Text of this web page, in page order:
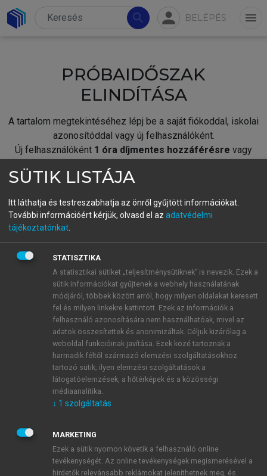
search person BELÉPÉS menu
PRÓBAIDŐSZAK
ELINDÍTÁSA
A tartalom megtekintéséhez lépj be a saját fiókoddal, iskolai
azonosítóddal vagy új felhasználóként.
Új felhasználóként 1 óra díjmentes hozzáférésre vagy
fiókoddal,vagy hozz létre új fiókot.
A regisztráció után apróbaidőszakautomatikusan
BELÉPÉS SAJÁT FIÓKKAL
ÚJ FIÓK LÉTREHOZÁSA
1 óra díjmentes hozzáférés
E-MAIL-CÍM
JELSZÓ
JELSZÓ ÚJRA
SÜTIK LISTÁJA
Itt láthatja és testreszabhatja az önről gyűjtött információkat.
További információért kérjük, olvasd el az adatvédelmi
tájékoztatónkat
STATISZTIKA
A statisztikai sütiket „teljesítménysütiknek” is nevezik. Ezek a
sütik információkat gyűjtenek a webhely használatának
módjáról, többek között arról, hogy milyen oldalakat keresett
fel és milyen linkekre kattintott. Ezek az információk a
felhasználó azonosítására nem használhatóak, mivel az
adatok összesítettek és anonimizáltak. Céljuk kizárólag a
weboldal funkcióinak javítása. Ezek közé tartoznak a
harmadik féltől származó elemzési szolgáltatásokhoz
tartozó sütik; ilyen elemzési szolgáltatások a
látogatóelemzések, a hőtérképek és a közösségi
médiaanalitika.
↓ 1 szolgáltatás
MARKETING
Ezek a sütik nyomon követik a felhasználó online
tevékenységét. Az online tevékenységek megismerésével a
hirdetők relevánsabb reklámokat jeleníthetnek meg, és